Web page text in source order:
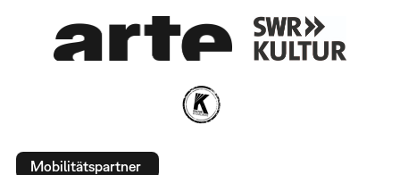
Mobilitätspartner